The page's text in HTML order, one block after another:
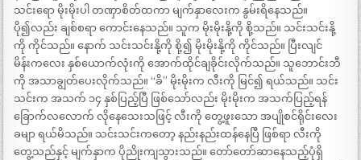
သင်းရော မိုးမိုးပါ တဏှာစိတ်ထကာ မျက်နှာလေးက နွမ်းရိနေသည်။
ပို၍လည်း ချစ်စရာ ကောင်းနေသည်။ သူက မိုးမိုးနို့ကို စို့သည်။ သင်းသင်းနို့
ကို ကိုင်သည်။ နောက် သင်းသင်းနို့ကို စို့၍ မိုးမိုးနို့ကို ကိုင်သည်။ ပြီးလျင်
မိန်းကလေး နှစ်ယောက်လုံးကို အောက်ထိုင်ချခိုင်းလိုက်သည်။ သူဘောင်းဘီ
ကို အသာချွတ်ပေးလိုက်သည်။ “ခိ” မိုးမိုးက လီးကို မြင်၍ ရယ်သည်။ သင်း
သင်းက အသက် ၁၄ နှစ်ပြည့်ပြီ ဖြစ်သော်လည်း မိုးမိုးက အသက်ပြည့်ရန်
ခြောက်လလောက် လိုနေသေးသဖြင့် လီးကို တွေ့ဖူးသော အပျိုစင်ရိုင်းလေး
ခမျာ ရယ်မိသည်။ သင်းသင်းကတော့ နည်းနည်းထန်နေပြီ ဖြစ်ရာ လီးကို
တွေ့သည်နှင့် မျက်နှာက ပိုညိုးကျသွားသည်။ တော်တော်ဆာနေသည့်ပုံရှိ